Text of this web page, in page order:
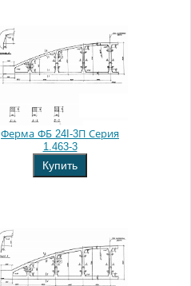
Ферма ФБ 24I-3П Серия
1.463-3
Купить